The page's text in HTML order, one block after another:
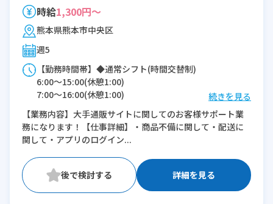
時給1,300円～
熊本県熊本市中央区
週5
【勤務時間帯】◆通常シフト(時間交替制)
6:00〜15:00(休憩1:00)
7:00〜16:00(休憩1:00)
8:00〜17:00(休憩1:00)
9:00〜18:00(休憩1:00)
10:00〜19:00(休憩1:00)
11:00〜20:00(休憩1:00)
12:00〜21:00(休憩1:00)
13:00〜22:00(休憩1:00)
14:00〜23:00(休憩1:00)
15:00〜翌0:00(休憩1:00)
続きを見る
【業務内容】大手通販サイトに関してのお客様サポート業
務になります！【仕事詳細】・商品不備に関して・配送に
関して・アプリのログイン...
詳細を見る